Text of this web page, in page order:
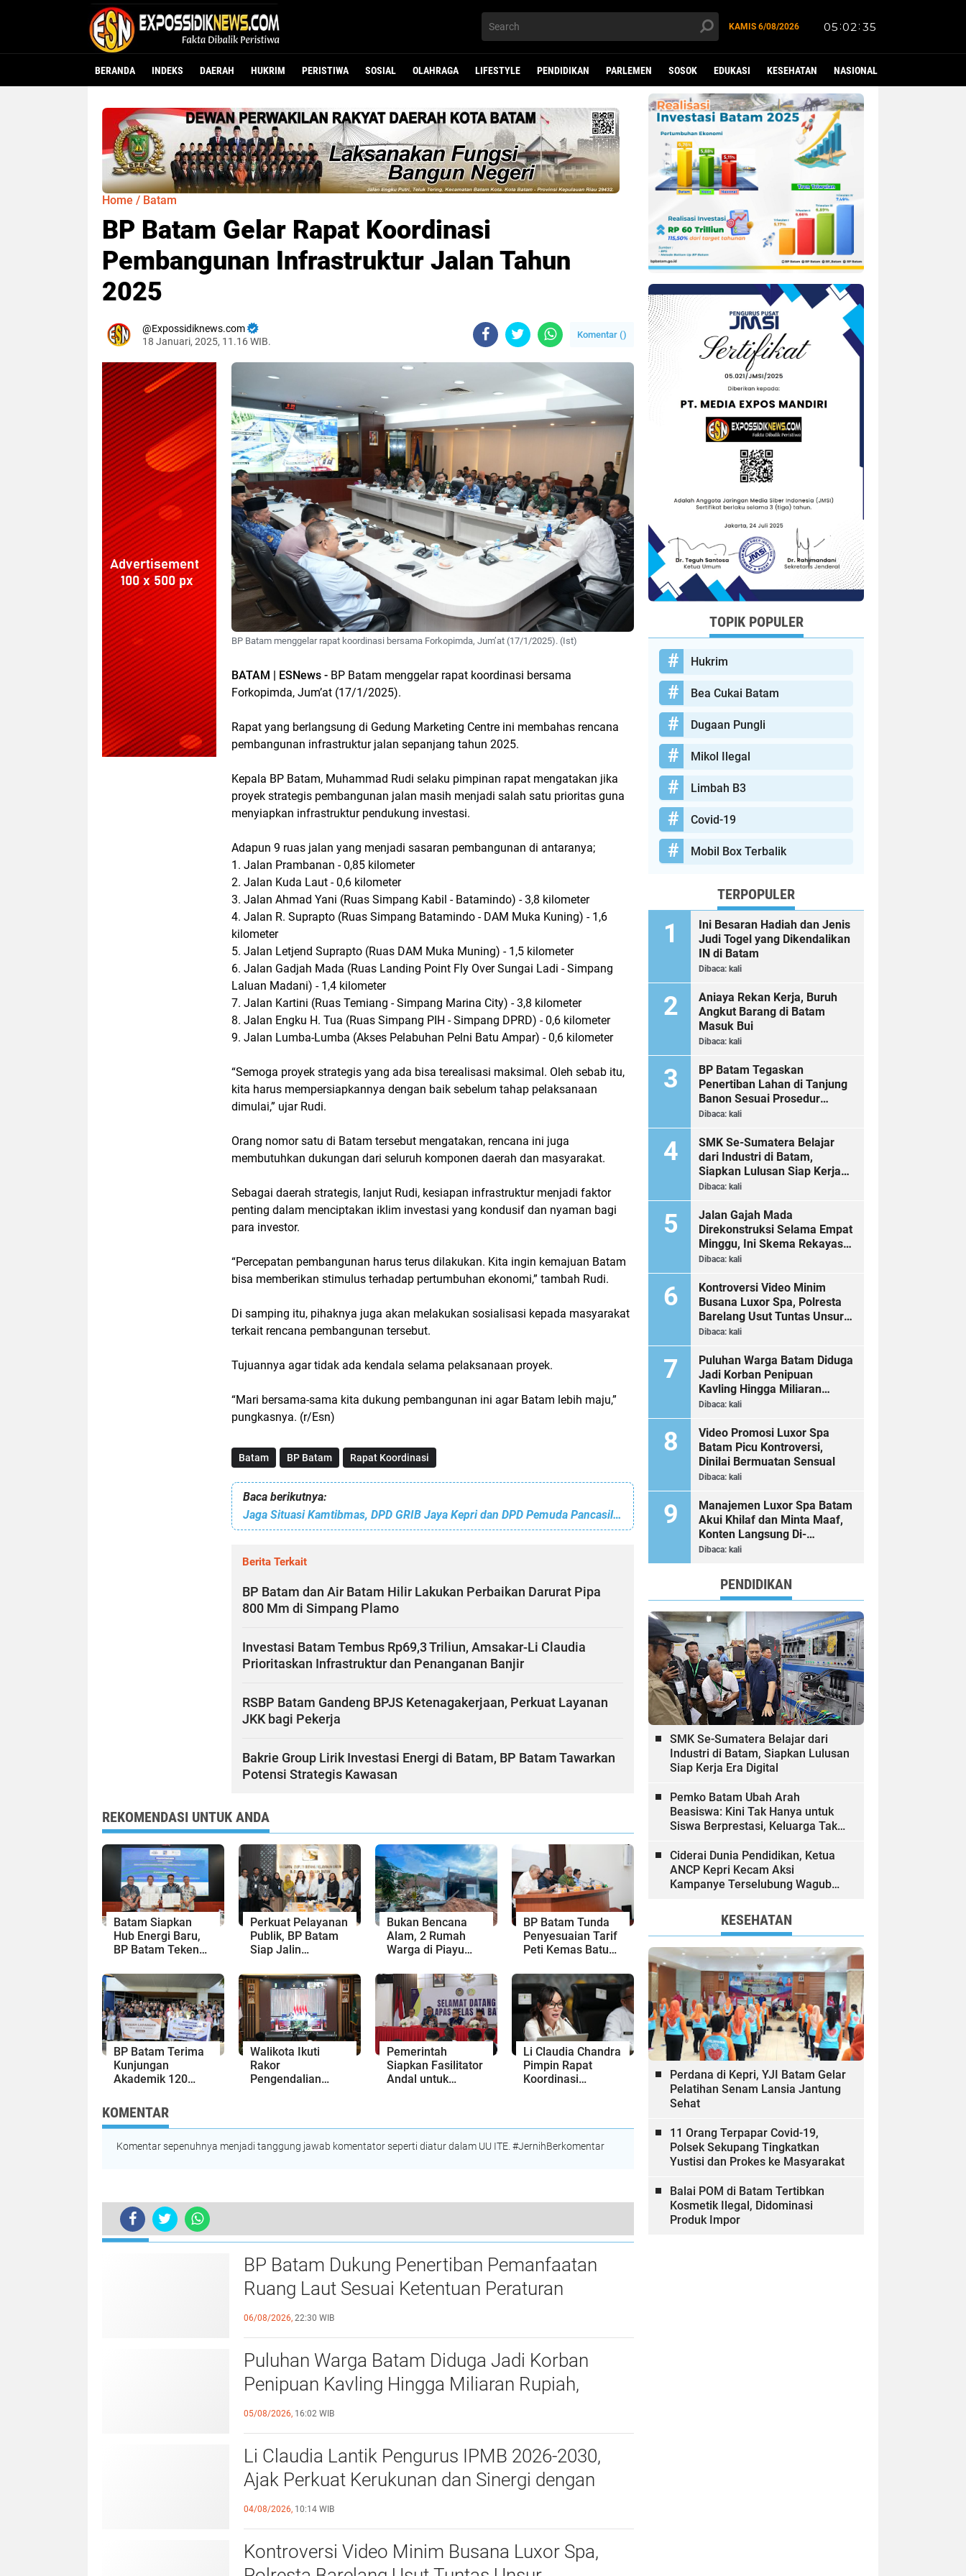
KAMIS 6/08/2026
BERANDA INDEKS DAERAH HUKRIM PERISTIWA SOSIAL OLAHRAGA LIFESTYLE PENDIDIKAN PARLEMEN SOSOK EDUKASI KESEHATAN NASIONAL
Home / Batam
BP Batam Gelar Rapat Koordinasi
Pembangunan Infrastruktur Jalan Tahun
2025
Expossidiknews.com
18 Januari, 2025, 11.16 WIB.
Komentar ()
BP Batam menggelar rapat koordinasi bersama Forkopimda, Jum’at (17/1/2025). (Ist)
BATAM | ESNews - BP Batam menggelar rapat koordinasi bersama
Forkopimda, Jum’at (17/1/2025).
Rapat yang berlangsung di Gedung Marketing Centre ini membahas rencana
pembangunan infrastruktur jalan sepanjang tahun 2025.
Kepala BP Batam, Muhammad Rudi selaku pimpinan rapat mengatakan jika
proyek strategis pembangunan jalan masih menjadi salah satu prioritas guna
menyiapkan infrastruktur pendukung investasi.
Adapun 9 ruas jalan yang menjadi sasaran pembangunan di antaranya;
1. Jalan Prambanan - 0,85 kilometer
2. Jalan Kuda Laut - 0,6 kilometer
3. Jalan Ahmad Yani (Ruas Simpang Kabil - Batamindo) - 3,8 kilometer
4. Jalan R. Suprapto (Ruas Simpang Batamindo - DAM Muka Kuning) - 1,6
kilometer
5. Jalan Letjend Suprapto (Ruas DAM Muka Muning) - 1,5 kilometer
6. Jalan Gadjah Mada (Ruas Landing Point Fly Over Sungai Ladi - Simpang
Laluan Madani) - 1,4 kilometer
7. Jalan Kartini (Ruas Temiang - Simpang Marina City) - 3,8 kilometer
8. Jalan Engku H. Tua (Ruas Simpang PIH - Simpang DPRD) - 0,6 kilometer
9. Jalan Lumba-Lumba (Akses Pelabuhan Pelni Batu Ampar) - 0,6 kilometer
“Semoga proyek strategis yang ada bisa terealisasi maksimal. Oleh sebab itu,
kita harus mempersiapkannya dengan baik sebelum tahap pelaksanaan
dimulai,” ujar Rudi.
Orang nomor satu di Batam tersebut mengatakan, rencana ini juga
membutuhkan dukungan dari seluruh komponen daerah dan masyarakat.
Sebagai daerah strategis, lanjut Rudi, kesiapan infrastruktur menjadi faktor
penting dalam menciptakan iklim investasi yang kondusif dan nyaman bagi
para investor.
“Percepatan pembangunan harus terus dilakukan. Kita ingin kemajuan Batam
bisa memberikan stimulus terhadap pertumbuhan ekonomi,” tambah Rudi.
Di samping itu, pihaknya juga akan melakukan sosialisasi kepada masyarakat
terkait rencana pembangunan tersebut.
Tujuannya agar tidak ada kendala selama pelaksanaan proyek.
“Mari bersama-sama kita dukung pembangunan ini agar Batam lebih maju,”
pungkasnya. (r/Esn)
Batam BP Batam Rapat Koordinasi
Baca berikutnya:
Jaga Situasi Kamtibmas, DPD GRIB Jaya Kepri dan DPD Pemuda Pancasila Kepri Deklarasi Sikap Damai
Berita Terkait
BP Batam dan Air Batam Hilir Lakukan Perbaikan Darurat Pipa
800 Mm di Simpang Plamo
Investasi Batam Tembus Rp69,3 Triliun, Amsakar-Li Claudia
Prioritaskan Infrastruktur dan Penanganan Banjir
RSBP Batam Gandeng BPJS Ketenagakerjaan, Perkuat Layanan
JKK bagi Pekerja
Bakrie Group Lirik Investasi Energi di Batam, BP Batam Tawarkan
Potensi Strategis Kawasan
REKOMENDASI UNTUK ANDA
Batam Siapkan
Hub Energi Baru,
BP Batam Teken
Strategis dengan
Panbil Group dan
PLN Batam
Perkuat Pelayanan
Publik, BP Batam
Siap Jalin
Kantor Bahasa
Kepri
Bukan Bencana
Alam, 2 Rumah
Warga di Piayu
Proyek Cut and Fill
BP Batam Tunda
Penyesuaian Tarif
Peti Kemas Batu
Agustus 2026
BP Batam Terima
Kunjungan
Akademik 120
Bahas
Pembangunan dan
Ekonomi Batam
Walikota Ikuti
Rakor
Pengendalian
Tahun 2025
Pemerintah
Siapkan Fasilitator
Andal untuk
Li Claudia Chandra
Pimpin Rapat
Koordinasi
KOMENTAR
Komentar sepenuhnya menjadi tanggung jawab komentator seperti diatur dalam UU ITE. #JernihBerkomentar
BP Batam Gelar Rapat Koordinasi Pembangunan Infrastruktur Jalan Tahun 2025
TERKINI
BP Batam Dukung Penertiban Pemanfaatan
Ruang Laut Sesuai Ketentuan Peraturan
Perundang-undangan
06/08/2026, 22:30 WIB
Puluhan Warga Batam Diduga Jadi Korban
Penipuan Kavling Hingga Miliaran Rupiah,
Laporan ke Polda Kepri Jalan di Tempat?
05/08/2026, 16:02 WIB
Li Claudia Lantik Pengurus IPMB 2026-2030,
Ajak Perkuat Kerukunan dan Sinergi dengan
Pemko Batam
04/08/2026, 10:14 WIB
Kontroversi Video Minim Busana Luxor Spa,
TOPIK POPULER
Hukrim
Bea Cukai Batam
Dugaan Pungli
Mikol Ilegal
Limbah B3
Covid-19
Mobil Box Terbalik
TERPOPULER
Ini Besaran Hadiah dan Jenis
Judi Togel yang Dikendalikan
IN di Batam
Dibaca: kali
Aniaya Rekan Kerja, Buruh
Angkut Barang di Batam
Masuk Bui
Dibaca: kali
BP Batam Tegaskan
Penertiban Lahan di Tanjung
Banon Sesuai Prosedur
Hukum
Dibaca: kali
SMK Se-Sumatera Belajar
dari Industri di Batam,
Siapkan Lulusan Siap Kerja
Era Digital
Dibaca: kali
Jalan Gajah Mada
Direkonstruksi Selama Empat
Minggu, Ini Skema Rekayasa
Lalu Lintasnya
Dibaca: kali
Kontroversi Video Minim
Busana Luxor Spa, Polresta
Barelang Usut Tuntas Unsur
Pelanggaran Hukum
Dibaca: kali
Puluhan Warga Batam Diduga
Jadi Korban Penipuan
Kavling Hingga Miliaran
Rupiah, Laporan ke Polda
Dibaca: kali
Video Promosi Luxor Spa
Batam Picu Kontroversi,
Dinilai Bermuatan Sensual
Dibaca: kali
Manajemen Luxor Spa Batam
Akui Khilaf dan Minta Maaf,
Konten Langsung Di-
Takedown
Dibaca: kali
PENDIDIKAN
SMK Se-Sumatera Belajar dari
Industri di Batam, Siapkan Lulusan
Siap Kerja Era Digital
Pemko Batam Ubah Arah
Beasiswa: Kini Tak Hanya untuk
Siswa Berprestasi, Keluarga Tak
Dibiayai
Ciderai Dunia Pendidikan, Ketua
ANCP Kepri Kecam Aksi
Kampanye Terselubung Wagub
KESEHATAN
Perdana di Kepri, YJI Batam Gelar
Pelatihan Senam Lansia Jantung
Sehat
11 Orang Terpapar Covid-19,
Polsek Sekupang Tingkatkan
Yustisi dan Prokes ke Masyarakat
Balai POM di Batam Tertibkan
Kosmetik Ilegal, Didominasi
Produk Impor